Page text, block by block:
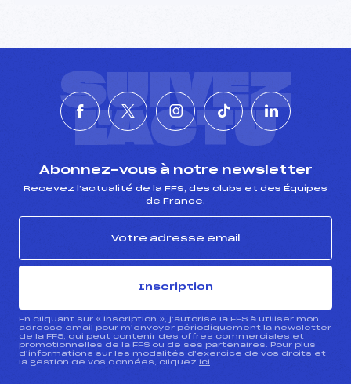
SUIVEZ
L'ACTU
Abonnez-vous à notre newsletter
Recevez l’actualité de la FFS, des clubs et des Équipes
de France.
Inscription
En cliquant sur « inscription », j’autorise la FFS à utiliser mon
adresse email pour m’envoyer périodiquement la newsletter
de la FFS, qui peut contenir des offres commerciales et
promotionnelles de la FFS ou de ses partenaires. Pour plus
d’informations sur les modalités d’exercice de vos droits et
la gestion de vos données, cliquez ici